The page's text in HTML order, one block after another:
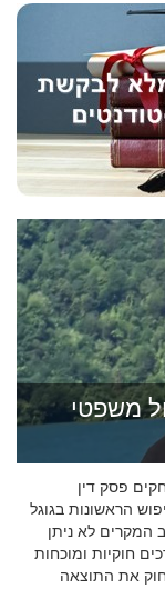
משפטי
או דוחקים פסק דין
הראשונות בגוגל
המקרים לא ניתן
חוקיות ומוכחות
את התוצאה